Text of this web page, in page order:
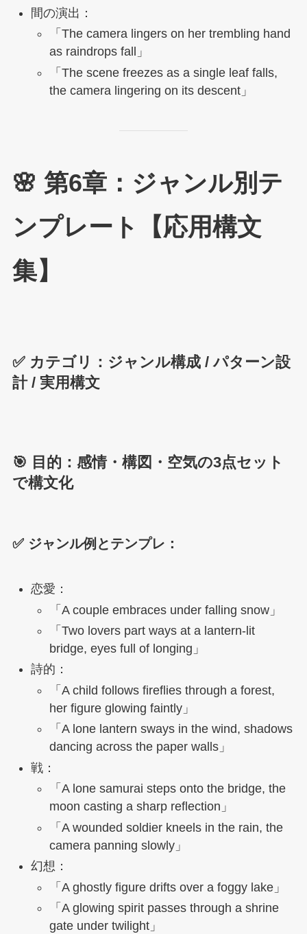
間の演出：
「The camera lingers on her trembling hand
as raindrops fall」
「The scene freezes as a single leaf falls,
the camera lingering on its descent」
🌸 第6章：ジャンル別テ
ンプレート【応用構文
集】
✅ カテゴリ：ジャンル構成 / パターン設
計 / 実用構文
🎯 目的：感情・構図・空気の3点セット
で構文化
✅ ジャンル例とテンプレ：
恋愛：
「A couple embraces under falling snow」
「Two lovers part ways at a lantern-lit
bridge, eyes full of longing」
詩的：
「A child follows fireflies through a forest,
her figure glowing faintly」
「A lone lantern sways in the wind, shadows
dancing across the paper walls」
戦：
「A lone samurai steps onto the bridge, the
moon casting a sharp reflection」
「A wounded soldier kneels in the rain, the
camera panning slowly」
幻想：
「A ghostly figure drifts over a foggy lake」
「A glowing spirit passes through a shrine
gate under twilight」